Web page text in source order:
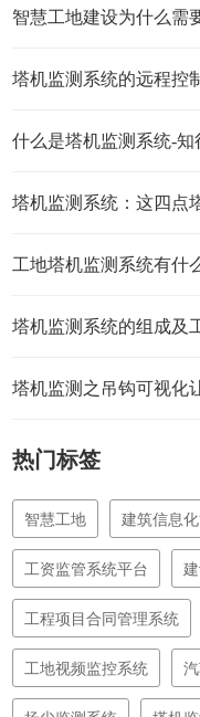
智慧工地建设为什么需
塔机监测系统的远程控
什么是塔机监测系统-知
工地塔机监测系统有什
塔机监测系统的组成及
塔机监测之吊钩可视化
热门标签
智慧工地 建筑信息
工资监管系统平台
工程项目合同管理系统
工地视频监控系统